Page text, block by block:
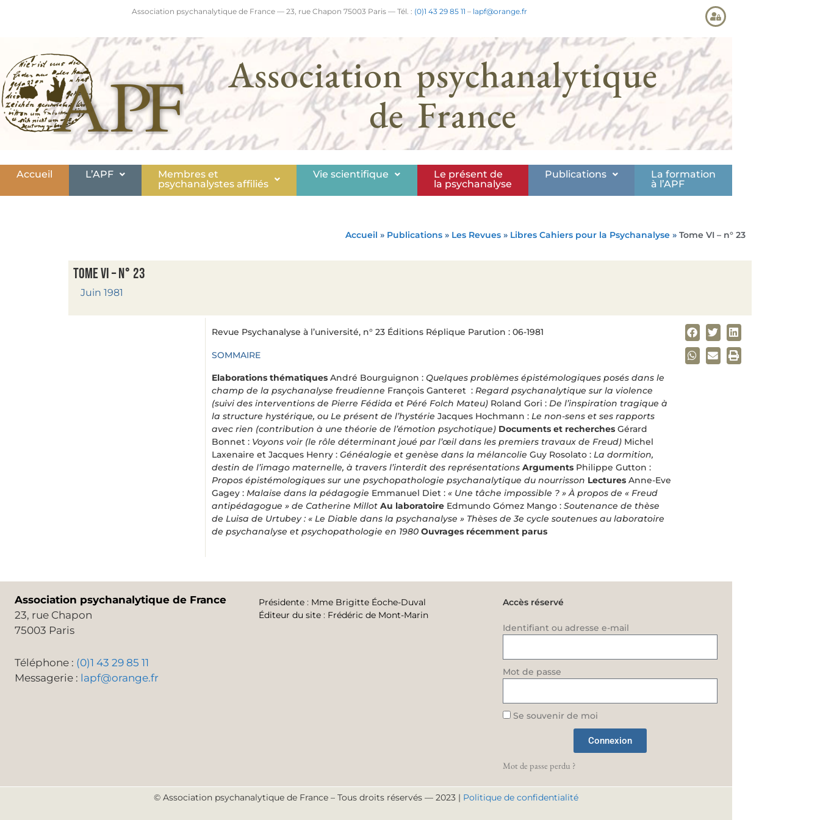
Association psychanalytique de France — 23, rue Chapon 75003 Paris — Tél. : (0)1 43 29 85 11 – lapf@orange.fr
Association psychanalytique
de France
Accueil L’APF
Membres et
psychanalystes affiliés
Vie scientifique
Le présent de
la psychanalyse
Publications
La formation
à l’APF
Accueil » Publications » Les Revues » Libres Cahiers pour la Psychanalyse » Tome VI – n° 23
Tome VI – n° 23
Juin 1981
Revue Psychanalyse à l’université, n° 23 Éditions Réplique Parution : 06-1981
SOMMAIRE
Elaborations thématiques André Bourguignon : Quelques problèmes épistémolo­giques posés dans le
champ de la psychanalyse freudienne François Ganteret : Regard psychanalytique sur la violence
(suivi des interventions de Pierre Fédida et Péré Folch Mateu) Roland Gori : De l’inspiration tragique à
la structure hystérique, ou Le présent de l’hystérie Jacques Hochmann : Le non-sens et ses rapports
avec rien (contribution à une théorie de l’émotion psychotique) Documents et recherches Gérard
Bonnet : Voyons voir (le rôle déterminant joué par l’œil dans les premiers travaux de Freud) Michel
Laxenaire et Jacques Henry : Généalogie et genèse dans la mélancolie Guy Rosolato : La dormition,
destin de l’imago maternelle, à travers l’interdit des représentations Arguments Philippe Gutton :
Propos épistémologiques sur une psychopathologie psychanalytique du nourrisson Lectures Anne-Eve
Gagey : Malaise dans la pédagogie Emmanuel Diet : « Une tâche impossible ? » À propos de « Freud
antipédagogue » de Catherine Millot Au laboratoire Edmundo Gómez Mango : Soutenance de thèse
de Luisa de Urtubey : « Le Diable dans la psychanalyse » Thèses de 3e cycle soutenues au laboratoire
de psychanalyse et psychopathologie en 1980 Ouvrages récemment parus
Association psychanalytique de France
23, rue Chapon
75003 Paris
Téléphone : (0)1 43 29 85 11
Messagerie : lapf@orange.fr
Présidente: Mme Brigitte Éoche-Duval
Éditeur du site: Frédéric de Mont-Marin
Accès réservé
Identifiant ou adresse e-mail
Mot de passe
Se souvenir de moi
Connexion
Mot de passe perdu ?
© Association psychanalytique de France – Tous droits réservés — 2023 | Politique de confidentialité